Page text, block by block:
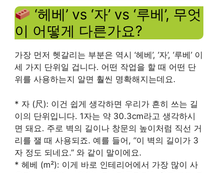
‘헤베’ vs ‘자’ vs ‘루베’, 무엇
이 어떻게 다른가요?
가장 먼저 헷갈리는 부분은 역시 ‘헤베’, ‘자’, ‘루베’ 이
세 가지 단위일 겁니다. 어떤 작업을 할 때 어떤 단
위를 사용하는지 알면 훨씬 명확해지는데요.
* 자 (尺): 이건 쉽게 생각하면 우리가 흔히 쓰는 길
이의 단위입니다. 1자는 약 30.3cm라고 생각하시
면 돼요. 주로 벽의 길이나 창문의 높이처럼 직선 거
리를 잴 때 사용되죠. 예를 들어, “이 벽의 길이가 3
자 정도 되네요.” 와 같이 말이에요.
* 헤베 (m²): 이게 바로 인테리어에서 가장 많이 사